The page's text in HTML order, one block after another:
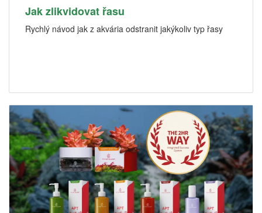
Jak zlikvidovat řasu
Rychlý návod jak z akvária odstranit jakýkoliv typ řasy